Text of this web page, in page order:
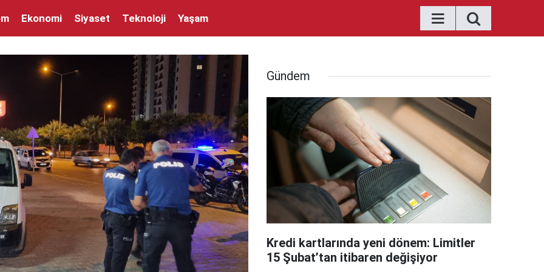
Ekonomi Siyaset Teknoloji Yaşam
Gündem
Kredi kartlarında yeni dönem: Limitler
15 Şubat’tan itibaren değişiyor